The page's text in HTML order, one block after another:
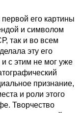
его картины
и символом
так и во всем
эту его
с этим не мог уже
признание,
и роли этого
Творчество